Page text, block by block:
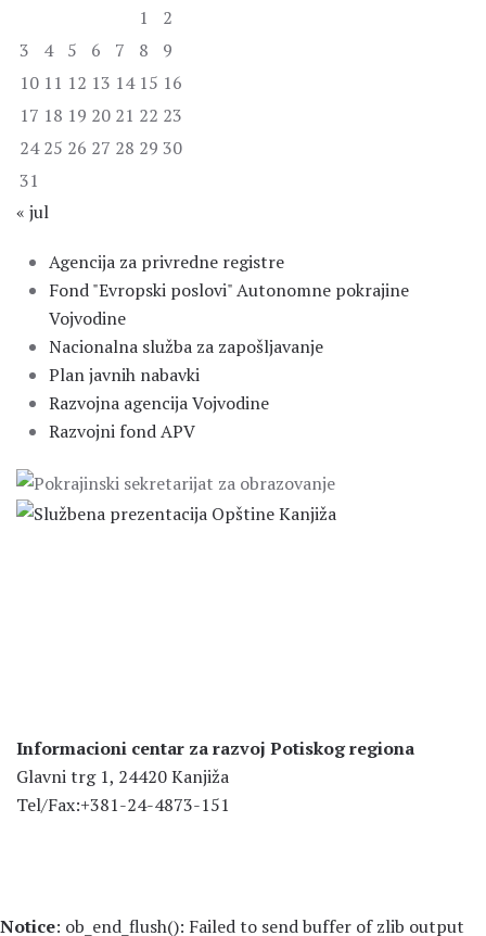
1
2
3
4 5 6 7 8
9
10 11 12 13 14 15 16
17 18 19 20 21 22 23
24 25 26 27 28 29 30
31
« jul
Agencija za privredne registre
Fond "Evropski poslovi" Autonomne pokrajine
Vojvodine
Nacionalna služba za zapošljavanje
Plan javnih nabavki
Razvojna agencija Vojvodine
Razvojni fond APV
Informacioni centar za razvoj Potiskog regiona
Glavni trg 1, 24420 Kanjiža
Tel/Fax:+381-24-4873-151
Notice: ob_end_flush(): Failed to send buffer of zlib output